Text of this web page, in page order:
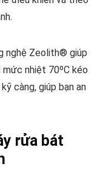
nghệ Zeolith® giúp
mức nhiệt 70ºC kéo
càng, giúp bạn an
rửa bát